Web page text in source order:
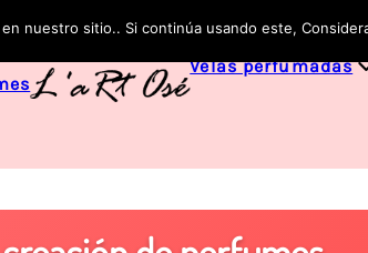
Velas perfumadas
nuestro sitio.. Si continúa usando este,